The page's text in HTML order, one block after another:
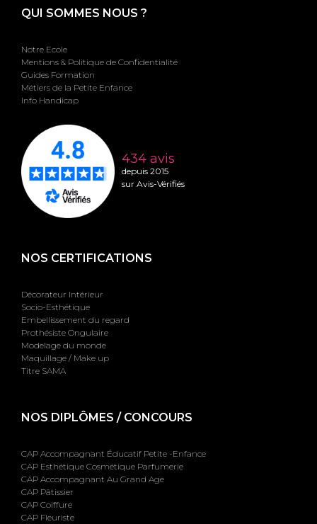
QUI SOMMES NOUS ?
Notre Ecole
Mentions & Politique de Confidentialité
Guides Formation
Métiers de la Petite Enfance
Info Handicap
434 avis
depuis 2015
sur Avis-Vérifiés
NOS CERTIFICATIONS
Décorateur Intérieur
Socio-Esthétique
Embellissement du regard
Prothésiste Ongulaire
Modelage du monde
Maquillage / Make up
Titre SAMA
NOS DIPLÔMES / CONCOURS
CAP Accompagnant Éducatif Petite -Enfance
CAP Esthétique Cosmétique Parfumerie
CAP Accompagnant Au Grand Age
CAP Pâtissier
CAP Coiffure
CAP Fleuriste